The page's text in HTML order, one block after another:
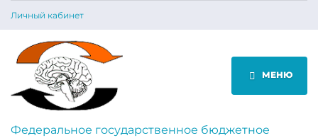
Личный кабинет
МЕНЮ
Федеральное государственное бюджетное